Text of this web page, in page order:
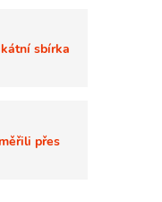
sbírka
přes